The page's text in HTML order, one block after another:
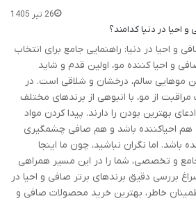
26 تیر 1405
احیا در دنیا کدامند؟
و احیا در دنیا: راهنمایی جامع برای انتخاب
و احیا کننده مو، اولین قدم و شاید
موهایی سالم، درخشان و شلاقی است. در
از مو، با انبوهی از برندهای مختلف
بهترین بودن را دارند. پیدا کردن مواد
هم احیاکننده باشد و هم صافی چشمگیری
باشد. اما نگران نباشید، چون ما اینجا
و تخصصی، شما را در این مسیر همراهی
بررسی دقیق برندهای برتر صافی و احیا در
اطمینان خاطر، بهترین خرید محصولات صافی و